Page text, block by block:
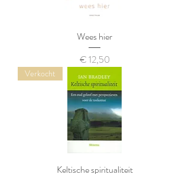
Wees hier
Prijs
€ 12,50
Verkocht
Keltische spiritualiteit